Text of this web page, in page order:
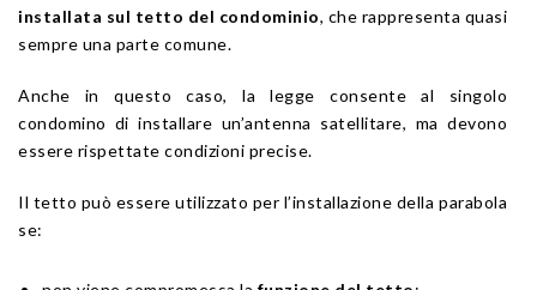
installata sul tetto del condominio, che rappresenta quasi
sempre una parte comune.
Anche in questo caso, la legge consente al singolo
condomino di installare un’antenna satellitare, ma devono
essere rispettate condizioni precise.
Il tetto può essere utilizzato per l’installazione della parabola
se: